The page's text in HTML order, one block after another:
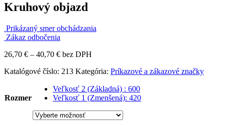
Kruhový objazd
Prikázaný smer obchádzania
Zákaz odbočenia
26,70 € – 40,70 €Price
26,70 €
40,70 €
bez DPH
Katalógové číslo: 213 Kategória: Príkazové a zákazové značky
Rozmer
Veľkosť 2 (Základná) : 600
Veľkosť 1 (Zmenšená): 420